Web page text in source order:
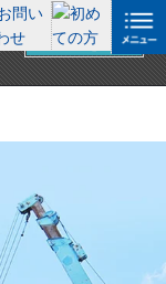
アプリを見る